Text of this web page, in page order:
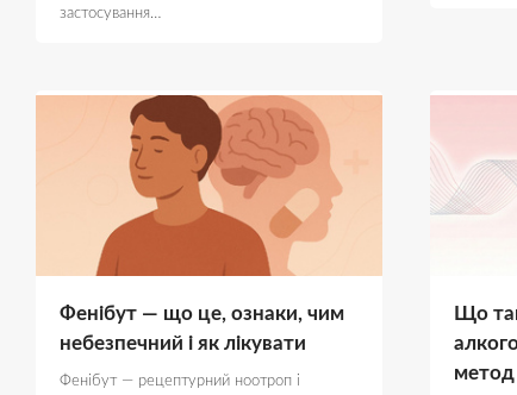
застосування…
Фенібут — що це, ознаки, чим
небезпечний і як лікувати
Фенібут — рецептурний ноотроп і
Що
метод